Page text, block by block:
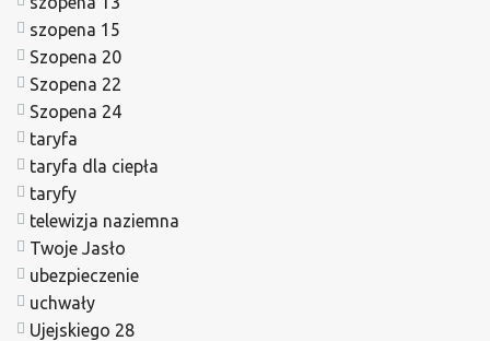
szopena 15
Szopena 20
Szopena 22
Szopena 24
taryfa
taryfa dla ciepła
taryfy
telewizja naziemna
Twoje Jasło
ubezpieczenie
uchwały
Ujejskiego 28